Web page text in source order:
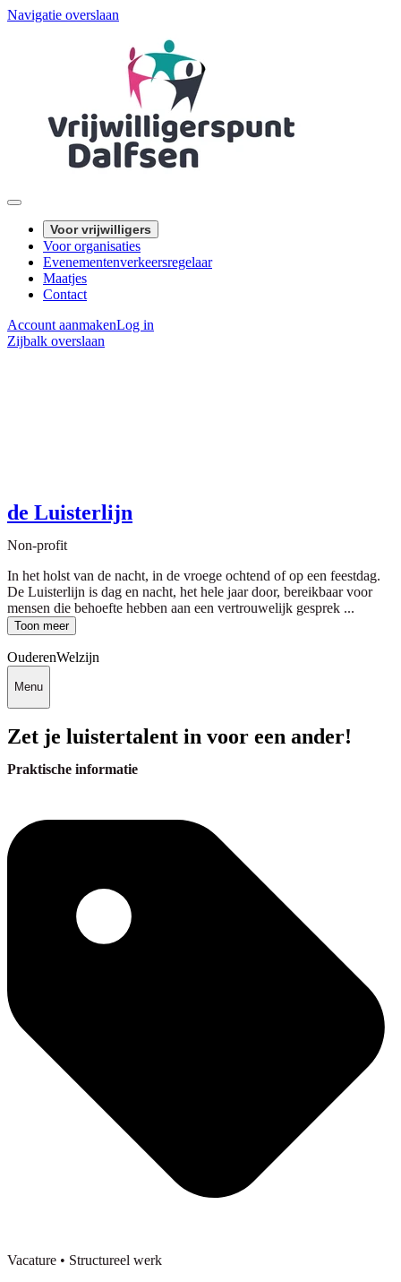
Navigatie overslaan
Voor vrijwilligers
Voor organisaties
Evenementenverkeersregelaar
Maatjes
Contact
Account aanmakenLog in
Zijbalk overslaan
de Luisterlijn
Non-profit
In het holst van de nacht, in de vroege ochtend of op een feestdag.
De Luisterlijn is dag en nacht, het hele jaar door, bereikbaar voor
mensen die behoefte hebben aan een vertrouwelijk gesprek ...
Toon meer
OuderenWelzijn
Menu
Zet je luistertalent in voor een ander!
Praktische informatie
Vacature • Structureel werk